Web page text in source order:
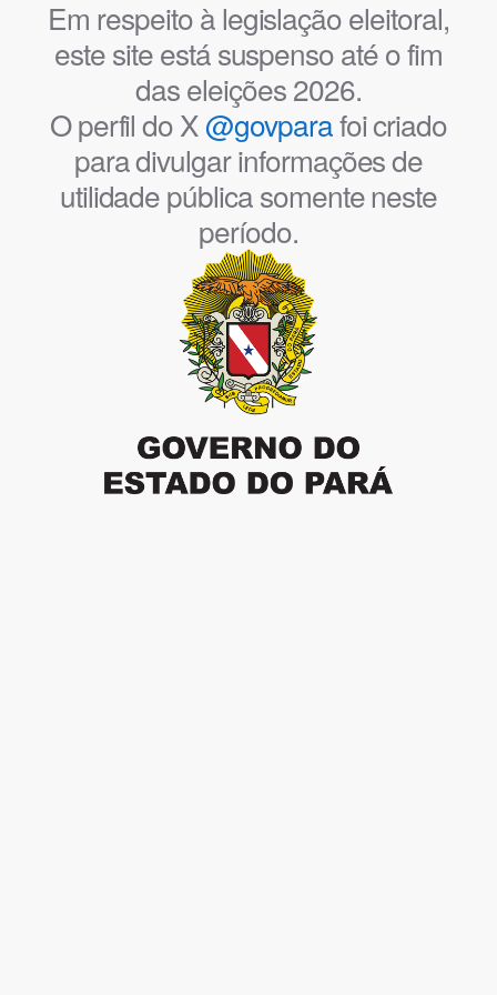
Em respeito à legislação eleitoral,
este site está suspenso até o fim
das eleições 2026.
O perfil do X@govparafoi criado
para divulgar informações de
utilidade pública somente neste
período.